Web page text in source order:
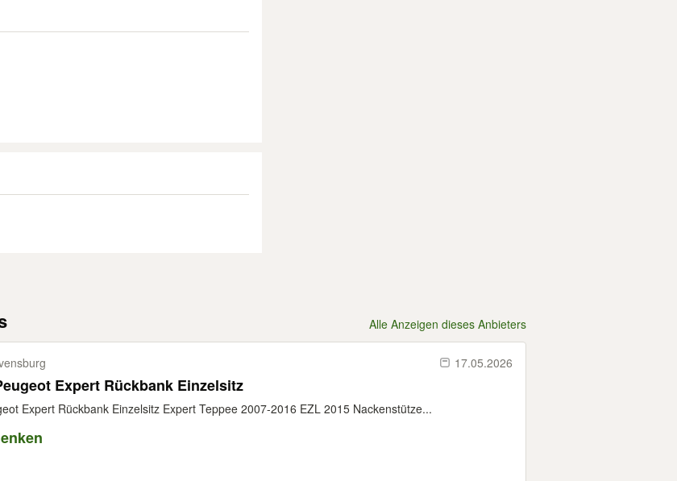
Alle Anzeigen dieses Anbieters
17.05.2026
Expert Rückbank Einzelsitz
Expert Rückbank Einzelsitz Expert Teppee 2007-2016 EZL 2015 Nackenstütze...